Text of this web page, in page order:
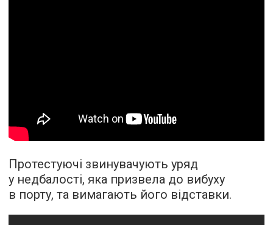
Протестуючі звинувачують уряд
у недбалості, яка призвела до вибуху
в порту, та вимагають його відставки.